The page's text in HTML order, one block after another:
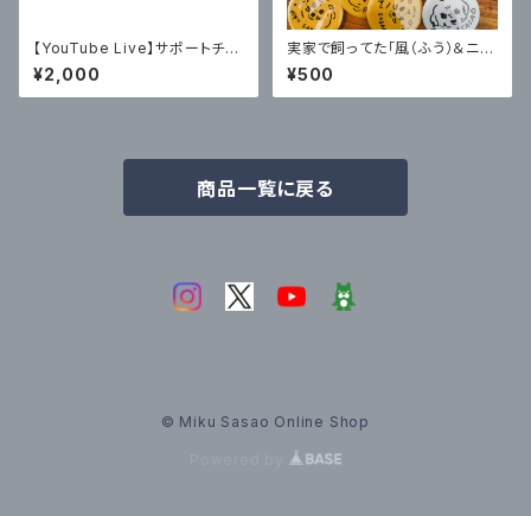
【YouTube Live】サポートチケ
ット
¥2,000
実家で飼ってた「風（ふう）＆ニ
コ」缶バッチ2個セット
¥500
商品一覧に戻る
© Miku Sasao Online Shop